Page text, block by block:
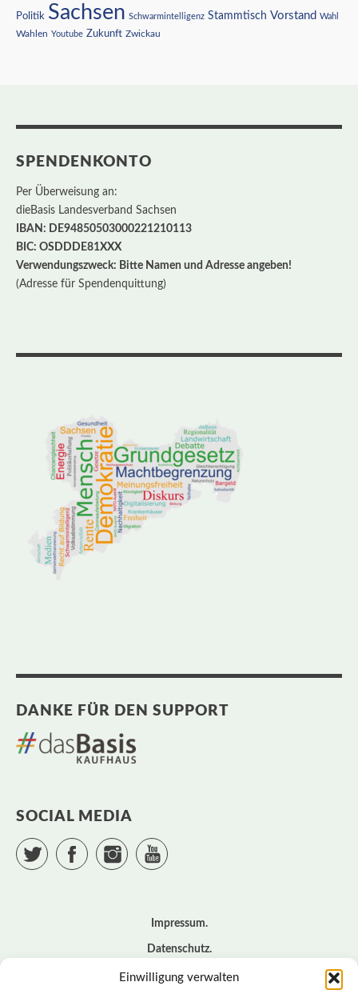
Einwilligung verwalten
Politik Sachsen Schwarmintelligenz Stammtisch Vorstand Wahl
Wahlen Youtube Zukunft Zwickau
SPENDENKONTO
Per Überweisung an:
dieBasis Landesverband Sachsen
IBAN: DE94850503000221210113
BIC: OSDDDE81XXX
Verwendungszweck: Bitte Namen und Adresse angeben!
(Adresse für Spendenquittung)
DANKE FÜR DEN SUPPORT
SOCIAL MEDIA
Twitter Facebook Instagram
Impressum
Datenschutz
Cookie – Richtlinie (EU)